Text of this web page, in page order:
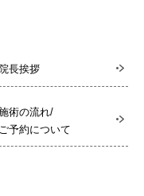
院長挨拶
術の流れ/
ご予約について